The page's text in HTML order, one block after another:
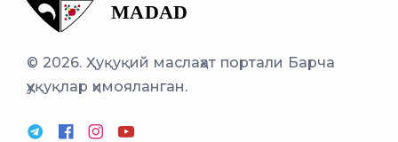
© 2026. Ҳуқуқий маслаҳат портали Барча
ҳуқуқлар ҳимояланган.